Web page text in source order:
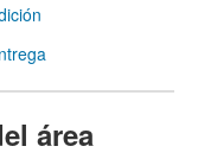
área